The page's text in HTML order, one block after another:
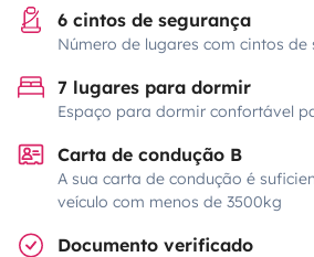
6 cintos de segurança
Número de lugares com cintos de
7 lugares para dormir
Espaço para dormir confortável
Carta de condução B
A sua carta de condução é
veículo com menos de 3500kg
Documento verificado